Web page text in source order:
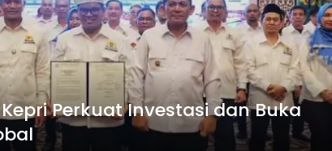
Perkuat Investasi dan Buka